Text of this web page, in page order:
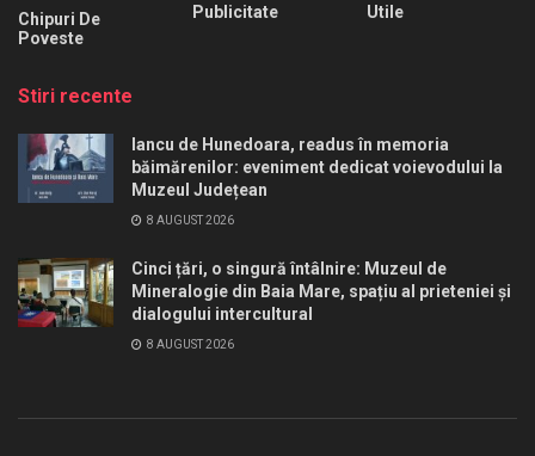
Chipuri De
Poveste
Publicitate
Utile
Stiri recente
Iancu de Hunedoara, readus în memoria
băimărenilor: eveniment dedicat voievodului la
Muzeul Județean
8 AUGUST 2026
Cinci țări, o singură întâlnire: Muzeul de
Mineralogie din Baia Mare, spațiu al prieteniei și
dialogului intercultural
8 AUGUST 2026